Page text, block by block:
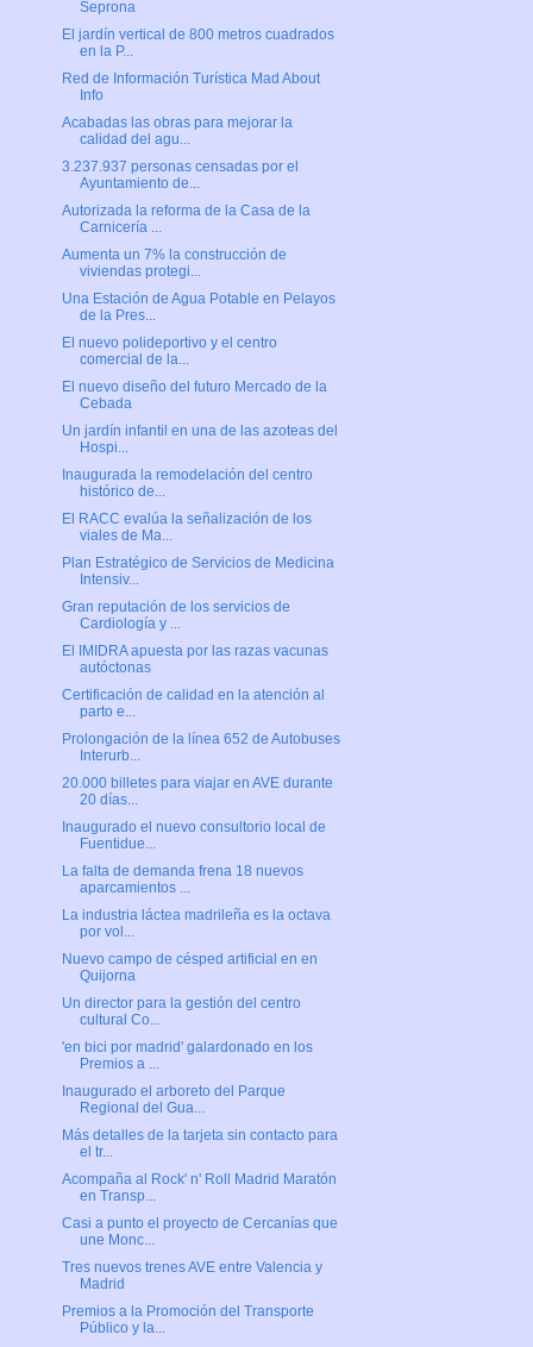
Seprona
El jardín vertical de 800 metros cuadrados
en la P...
Red de Información Turística Mad About
Info
Acabadas las obras para mejorar la
calidad del agu...
3.237.937 personas censadas por el
Ayuntamiento de...
Autorizada la reforma de la Casa de la
Carnicería ...
Aumenta un 7% la construcción de
viviendas protegi...
Una Estación de Agua Potable en Pelayos
de la Pres...
El nuevo polideportivo y el centro
comercial de la...
El nuevo diseño del futuro Mercado de la
Cebada
Un jardín infantil en una de las azoteas del
Hospi...
Inaugurada la remodelación del centro
histórico de...
El RACC evalúa la señalización de los
viales de Ma...
Plan Estratégico de Servicios de Medicina
Intensiv...
Gran reputación de los servicios de
Cardiología y ...
El IMIDRA apuesta por las razas vacunas
autóctonas
Certificación de calidad en la atención al
parto e...
Prolongación de la línea 652 de Autobuses
Interurb...
20.000 billetes para viajar en AVE durante
20 días...
Inaugurado el nuevo consultorio local de
Fuentidue...
La falta de demanda frena 18 nuevos
aparcamientos ...
La industria láctea madrileña es la octava
por vol...
Nuevo campo de césped artificial en en
Quijorna
Un director para la gestión del centro
cultural Co...
'en bici por madrid' galardonado en los
Premios a ...
Inaugurado el arboreto del Parque
Regional del Gua...
Más detalles de la tarjeta sin contacto para
el tr...
Acompaña al Rock' n' Roll Madrid Maratón
en Transp...
Casi a punto el proyecto de Cercanías que
une Monc...
Tres nuevos trenes AVE entre Valencia y
Madrid
Premios a la Promoción del Transporte
Público y la...